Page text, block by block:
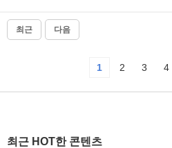
최근 다음
1 2 3 4
최근 HOT한 콘텐츠